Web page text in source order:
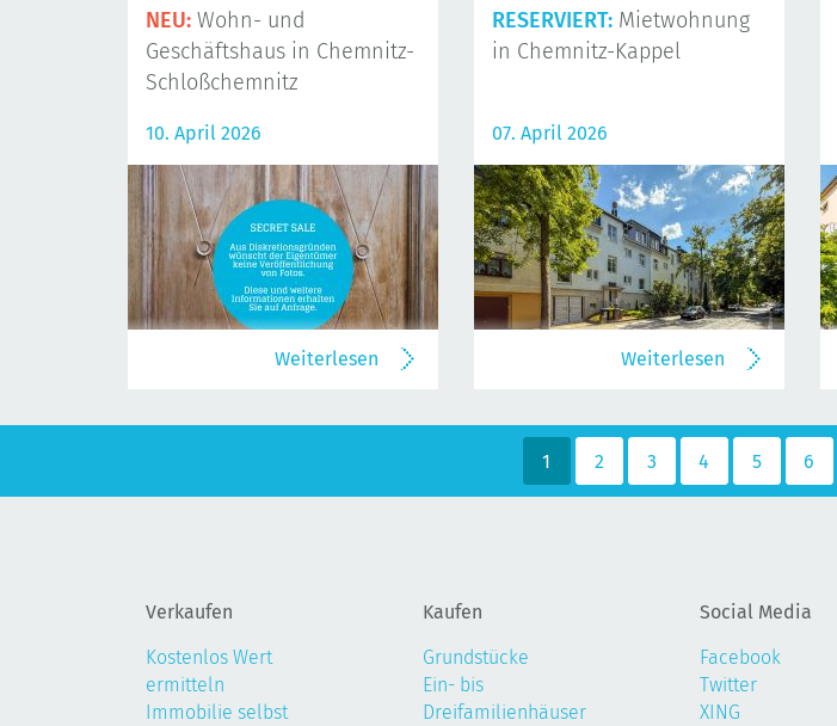
NEU: Wohn- und
Geschäftshaus in Chemnitz-
Schloßchemnitz
10. April 2026
Weiterlesen
RESERVIERT: Mietwohnung
in Chemnitz-Kappel
07. April 2026
Weiterlesen
1 2 3 4 5 6
Verkaufen
Kostenlos Wert
ermitteln
Immobilie selbst
Kaufen
Grundstücke
Ein- bis
Dreifamilienhäuser
Social Media
Facebook
Twitter
XING